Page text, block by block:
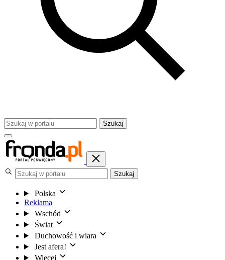
Szukaj
Szukaj
Polska
Reklama
Wschód
Świat
Duchowość i wiara
Jest afera!
Więcej